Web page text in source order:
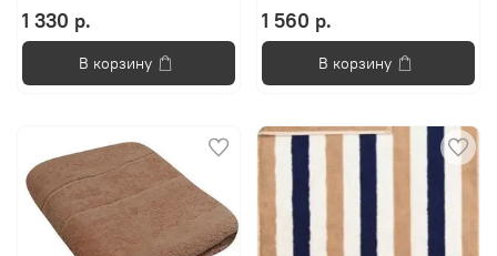
1 330 р.
В корзину
1 560 р.
В корзину